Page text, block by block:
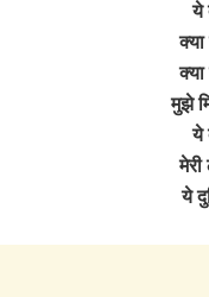
ये
मुझे
ये
ये